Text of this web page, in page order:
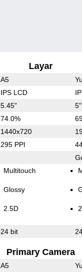
Layar
A5
IPS LCD
5.45" 5"
74.0%
1440x720
295 PPI
Multitouch
Glossy
2.5D
24 bit
Primary Camera
A5